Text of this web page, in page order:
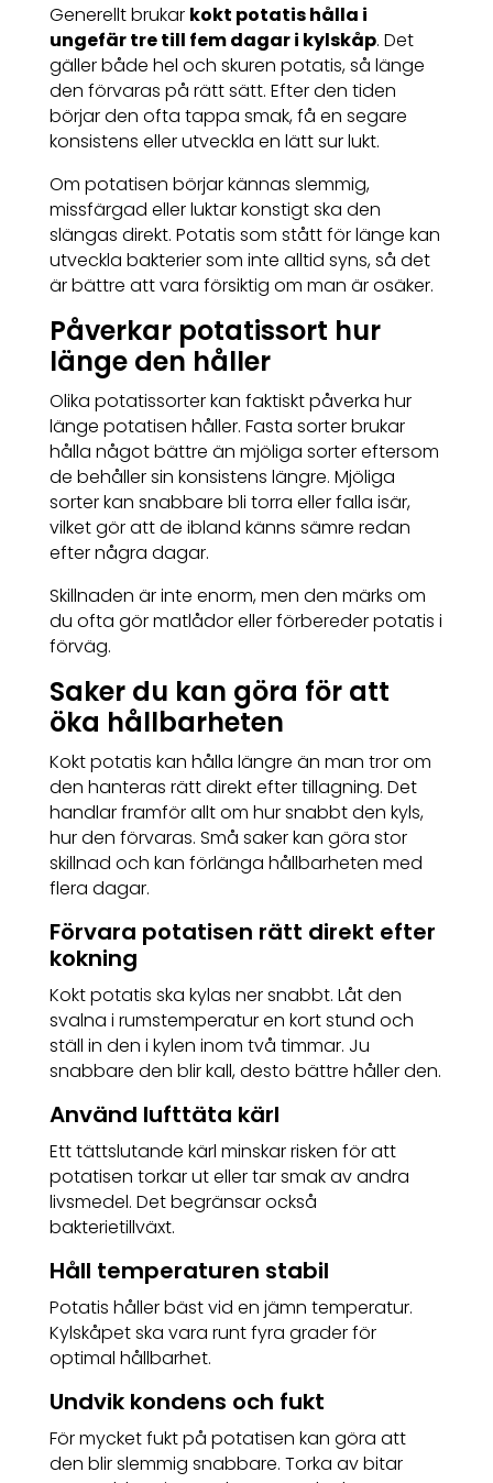
Generellt brukar kokt potatis hålla i
ungefär tre till fem dagar i kylskåp. Det
gäller både hel och skuren potatis, så länge
den förvaras på rätt sätt. Efter den tiden
börjar den ofta tappa smak, få en segare
konsistens eller utveckla en lätt sur lukt.
Om potatisen börjar kännas slemmig,
missfärgad eller luktar konstigt ska den
slängas direkt. Potatis som stått för länge kan
utveckla bakterier som inte alltid syns, så det
är bättre att vara försiktig om man är osäker.
Påverkar potatissort hur
länge den håller
Olika potatissorter kan faktiskt påverka hur
länge potatisen håller. Fasta sorter brukar
hålla något bättre än mjöliga sorter eftersom
de behåller sin konsistens längre. Mjöliga
sorter kan snabbare bli torra eller falla isär,
vilket gör att de ibland känns sämre redan
efter några dagar.
Skillnaden är inte enorm, men den märks om
du ofta gör matlådor eller förbereder potatis i
förväg.
Saker du kan göra för att
öka hållbarheten
Kokt potatis kan hålla längre än man tror om
den hanteras rätt direkt efter tillagning. Det
handlar framför allt om hur snabbt den kyls,
hur den förvaras. Små saker kan göra stor
skillnad och kan förlänga hållbarheten med
flera dagar.
Förvara potatisen rätt direkt efter
kokning
Kokt potatis ska kylas ner snabbt. Låt den
svalna i rumstemperatur en kort stund och
ställ in den i kylen inom två timmar. Ju
snabbare den blir kall, desto bättre håller den.
Använd lufttäta kärl
Ett tättslutande kärl minskar risken för att
potatisen torkar ut eller tar smak av andra
livsmedel. Det begränsar också
bakterietillväxt.
Håll temperaturen stabil
Potatis håller bäst vid en jämn temperatur.
Kylskåpet ska vara runt fyra grader för
optimal hållbarhet.
Undvik kondens och fukt
För mycket fukt på potatisen kan göra att
den blir slemmig snabbare. Torka av bitar